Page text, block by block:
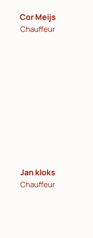
Cor Meijs
Chauffeur
Jan kloks
Chauffeur